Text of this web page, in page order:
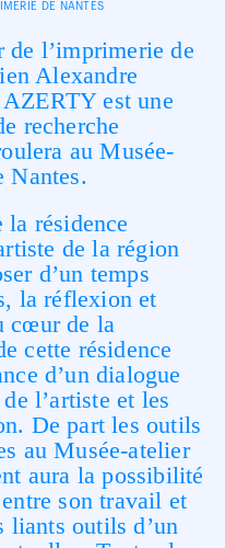
DE NANTES
de l’imprimerie de
Alexandre
est une
recherche
au Musée-
Nantes.
la résidence
de la région
d’un temps
la réflexion et
cœur de la
cette résidence
d’un dialogue
l’artiste et les
De part les outils
au Musée-atelier
aura la possibilité
son travail et
liants outils d’un